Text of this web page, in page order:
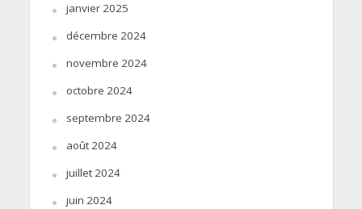
janvier 2025
décembre 2024
novembre 2024
octobre 2024
septembre 2024
août 2024
juillet 2024
juin 2024